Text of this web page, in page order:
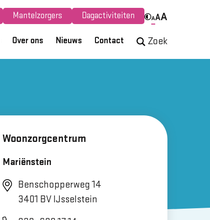
Mantelzorgers Dagactiviteiten AAA
Over ons Nieuws Contact Zoek
Woonzorgcentrum
Mariënstein
Benschopperweg 14
3401 BV IJsselstein